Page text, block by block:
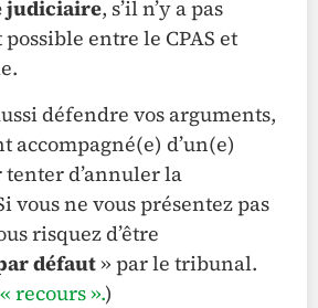
judiciaire, s’il n’y a pas
entre le CPAS et
défendre vos arguments,
accompagné(e) d’un(e)
tenter d’annuler la
vous ne vous présentez pas
risquez d’être
défaut» par le tribunal.
« recours ».)